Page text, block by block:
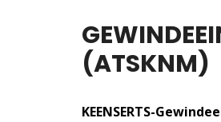
(ATSKNM)
KEENSERTS-